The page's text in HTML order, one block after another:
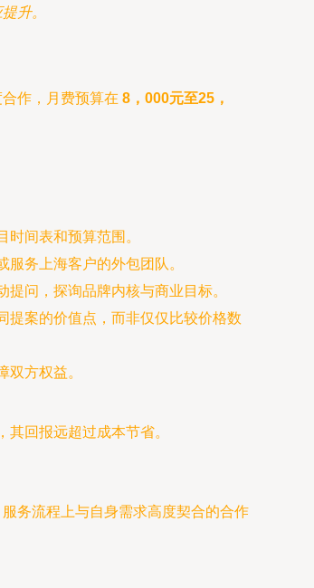
升。
作，月费预算在 8，000元至25，
间表和预算范围。
务上海客户的外包团队。
问，探询品牌内核与商业目标。
提案的价值点，而非仅仅比较价格数
方权益。
回报远超过成本节省。
务流程上与自身需求高度契合的合作